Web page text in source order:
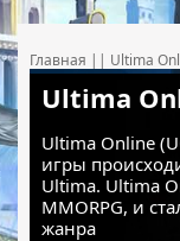
Главная || Ultima
Ultima
Ultima Online
игры
Ultima. Ultima
MMORPG, и
жанра